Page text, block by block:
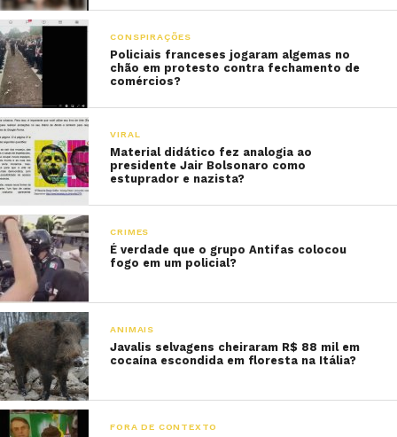
CONSPIRAÇÕES
Policiais franceses jogaram algemas no
chão em protesto contra fechamento de
comércios?
VIRAL
Material didático fez analogia ao
presidente Jair Bolsonaro como
estuprador e nazista?
CRIMES
É verdade que o grupo Antifas colocou
fogo em um policial?
ANIMAIS
Javalis selvagens cheiraram R$ 88 mil em
cocaína escondida em floresta na Itália?
FORA DE CONTEXTO